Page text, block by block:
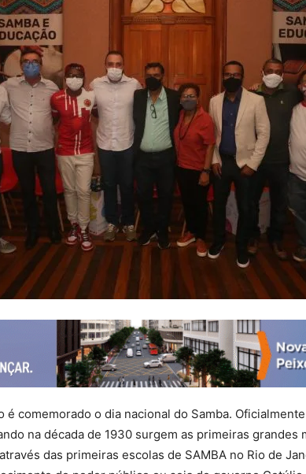
é comemorado o dia nacional do Samba.
na década de 1930 surgem as primeiras grandes
das primeiras escolas de SAMBA no Rio de